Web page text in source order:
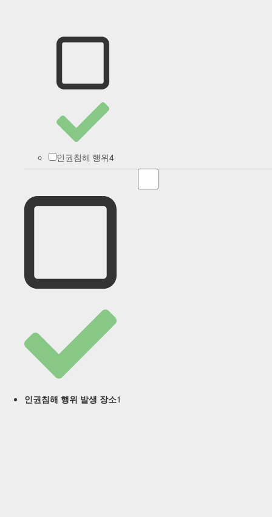
인권침해 행위4
인권침해 행위 발생 장소1